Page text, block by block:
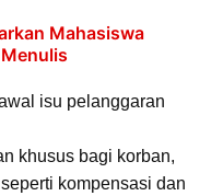
Mahasiswa
isu pelanggaran
khusus bagi korban,
kompensasi dan